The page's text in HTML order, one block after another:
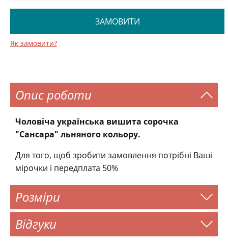
ЗАМОВИТИ
Як замовити?
Опис роботи
Чоловіча українська вишита сорочка
"Сансара" льняного кольору.
Для того, щоб зробити замовлення потрібні Ваші
мірочки і передплата 50%
Розміри
Відгуки